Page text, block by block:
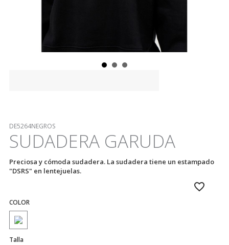
DE5264NEGROS
SUDADERA GARUDA
Preciosa y cómoda sudadera. La sudadera tiene un estampado
"DSRS" en lentejuelas.
COLOR
Talla